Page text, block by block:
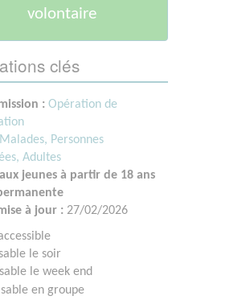
volontaire
clés
: Opération de
Malades, Personnes
Adultes
jeunes à partir de 18 ans
à jour : 27/02/2026
le soir
le week end
en groupe